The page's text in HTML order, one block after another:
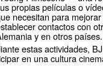
propias películas o
necesitan para
contactos con
y en otros países.
estas actividades,
en una cultura